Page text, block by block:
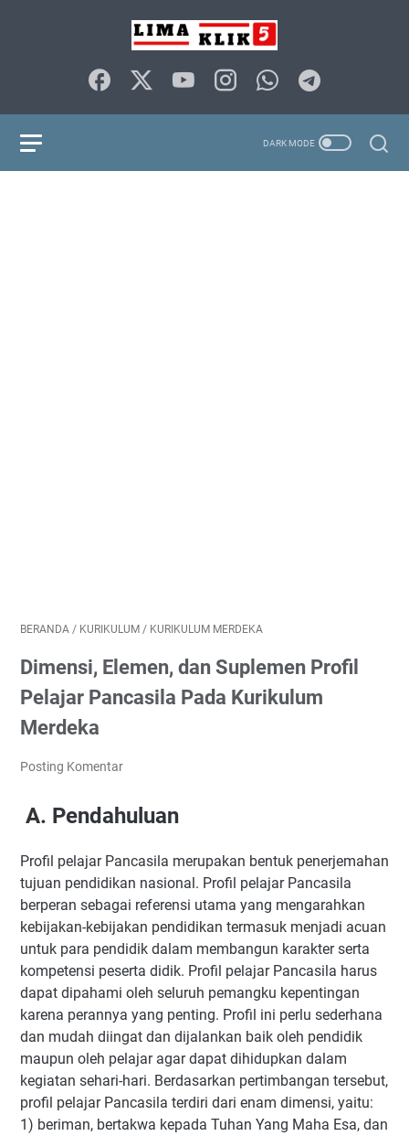
BERANDA / KURIKULUM / KURIKULUM MERDEKA
Dimensi, Elemen, dan Suplemen Profil
Pelajar Pancasila Pada Kurikulum
Merdeka
Posting Komentar
A. Pendahuluan
Profil pelajar Pancasila merupakan bentuk penerjemahan
tujuan pendidikan nasional. Profil pelajar Pancasila
berperan sebagai referensi utama yang mengarahkan
kebijakan-kebijakan pendidikan termasuk menjadi acuan
untuk para pendidik dalam membangun karakter serta
kompetensi peserta didik. Profil pelajar Pancasila harus
dapat dipahami oleh seluruh pemangku kepentingan
karena perannya yang penting. Profil ini perlu sederhana
dan mudah diingat dan dijalankan baik oleh pendidik
maupun oleh pelajar agar dapat dihidupkan dalam
kegiatan sehari-hari. Berdasarkan pertimbangan tersebut,
profil pelajar Pancasila terdiri dari enam dimensi, yaitu:
1) beriman, bertakwa kepada Tuhan Yang Maha Esa, dan